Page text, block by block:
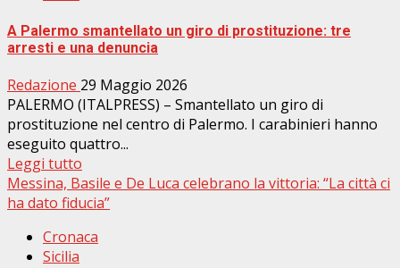
A Palermo smantellato un giro di prostituzione: tre
arresti e una denuncia
Redazione 29 Maggio 2026
PALERMO (ITALPRESS) – Smantellato un giro di
prostituzione nel centro di Palermo. I carabinieri hanno
eseguito quattro...
Leggi tutto
Messina, Basile e De Luca celebrano la vittoria: “La città ci
ha dato fiducia”
Cronaca
Sicilia